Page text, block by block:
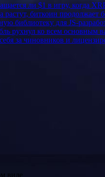
ли $1 в игру, когда
растут, биткоин продолжает
библиотеку для JS-
рухнул ко всем основным
за чиновников и
виде